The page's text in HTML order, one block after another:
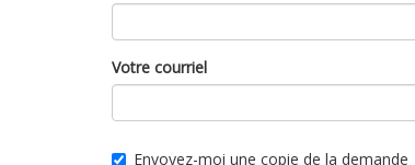
Votre courriel
Envoyez-moi une copie de la demande